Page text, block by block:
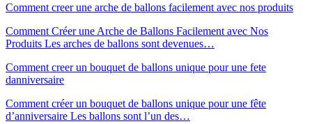
Comment creer une arche de ballons facilement avec nos produits
Comment Créer une Arche de Ballons Facilement avec Nos
Produits Les arches de ballons sont devenues…
Comment creer un bouquet de ballons unique pour une fete
danniversaire
Comment créer un bouquet de ballons unique pour une fête
d’anniversaire Les ballons sont l’un des…